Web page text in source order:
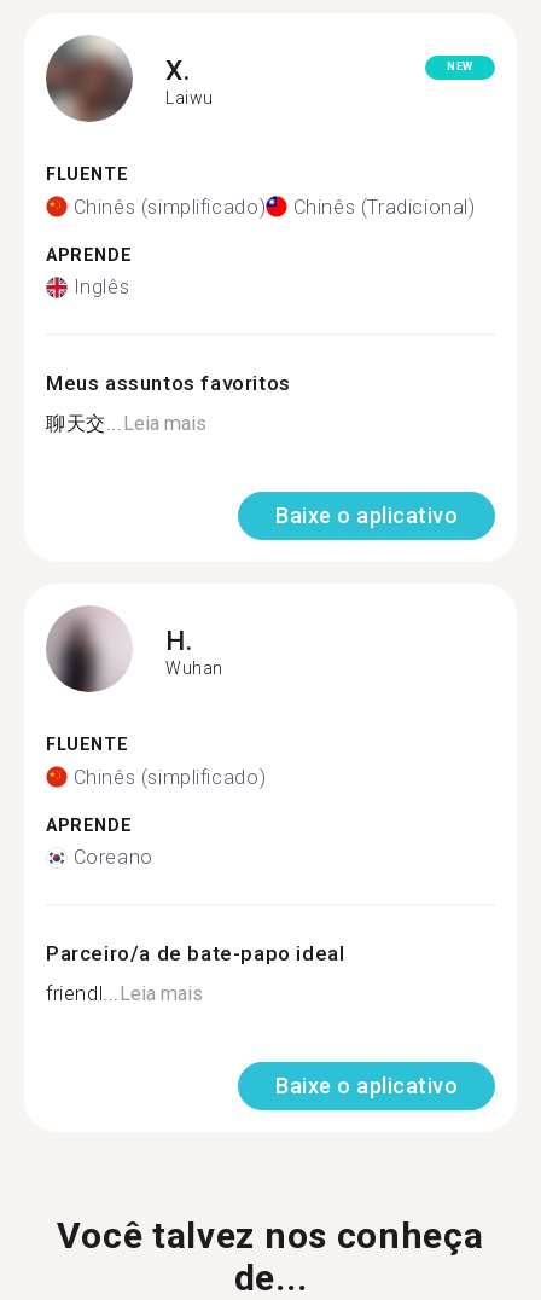
X.
Laiwu
NEW
FLUENTE
Chinês (simplificado) Chinês (Tradicional)
APRENDE
Inglês
Meus assuntos favoritos
聊天交...Leia mais
Baixe o aplicativo
H.
Wuhan
FLUENTE
Chinês (simplificado)
APRENDE
Coreano
Parceiro/a de bate-papo ideal
friendl...Leia mais
Baixe o aplicativo
Você talvez nos conheça
de...